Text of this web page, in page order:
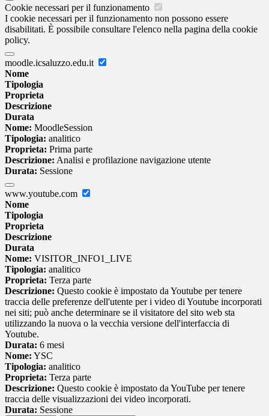
Cookie necessari per il funzionamento
I cookie necessari per il funzionamento non possono essere
disabilitati. È possibile consultare l'elenco nella pagina della cookie
policy.
moodle.icsaluzzo.edu.it
Nome
Tipologia
Proprieta
Descrizione
Durata
Nome: MoodleSession
Tipologia: analitico
Proprieta: Prima parte
Descrizione: Analisi e profilazione navigazione utente
Durata: Sessione
www.youtube.com
Nome
Tipologia
Proprieta
Descrizione
Durata
Nome: VISITOR_INFO1_LIVE
Tipologia: analitico
Proprieta: Terza parte
Descrizione: Questo cookie è impostato da Youtube per tenere
traccia delle preferenze dell'utente per i video di Youtube incorporati
nei siti; può anche determinare se il visitatore del sito web sta
utilizzando la nuova o la vecchia versione dell'interfaccia di
Youtube.
Durata: 6 mesi
Nome: YSC
Tipologia: analitico
Proprieta: Terza parte
Descrizione: Questo cookie è impostato da YouTube per tenere
traccia delle visualizzazioni dei video incorporati.
Durata: Sessione